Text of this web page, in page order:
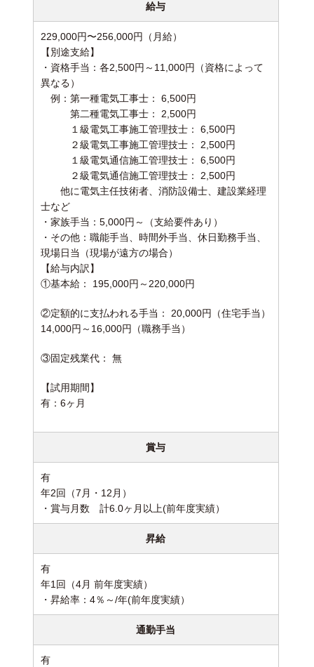
給与
229,000円〜256,000円（月給）
【別途支給】
・資格手当：各2,500円～11,000円（資格によって
異なる）
例：第一種電気工事士： 6,500円
第二種電気工事士： 2,500円
１級電気工事施工管理技士： 6,500円
２級電気工事施工管理技士： 2,500円
１級電気通信施工管理技士： 6,500円
２級電気通信施工管理技士： 2,500円
他に電気主任技術者、消防設備士、建設業経理
士など
・家族手当：5,000円～（支給要件あり）
・その他：職能手当、時間外手当、休日勤務手当、
現場日当（現場が遠方の場合）
【給与内訳】
①基本給： 195,000円～220,000円
②定額的に支払われる手当： 20,000円（住宅手当）
14,000円～16,000円（職務手当）
③固定残業代： 無
【試用期間】
有：6ヶ月
賞与
有
年2回（7月・12月）
・賞与月数 計6.0ヶ月以上(前年度実績）
昇給
有
年1回（4月 前年度実績）
・昇給率：4％～/年(前年度実績）
通勤手当
有